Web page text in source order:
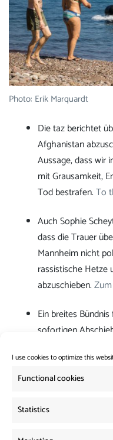
I use cookies to optimize this
Functional cookies
Statistics
Photo: Erik Marquardt
Die taz berichtet
Afghanistan
Aussage, dass wir
mit Grausamkeit,
Tod bestrafen.To
Auch Sophie
dass die Trauer
Mannheim nicht
rassistische Hetze
abzuschieben.
Ein breites
sofortigen
Hier findet ihr den
Post